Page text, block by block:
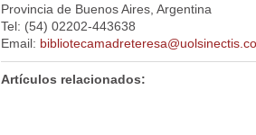
Provincia de Buenos Aires, Argentina
Tel: (54) 02202-443638
Email: bibliotecamadreteresa@uolsinect
Artículos relacionados: